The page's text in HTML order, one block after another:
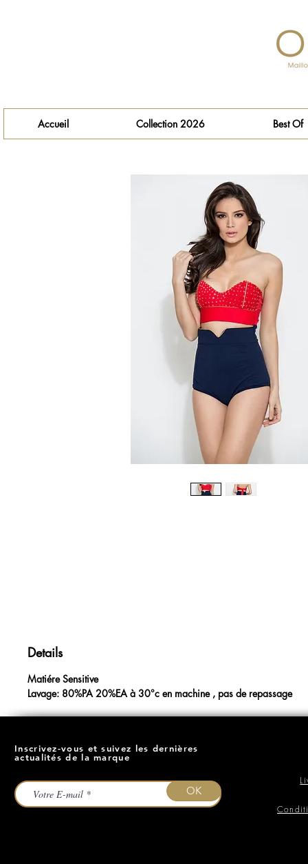
Accueil Collection 2026 Best Of
Details
Matiére Sensitive
Lavage: 80%PA 20%EA à 30°c en machine , pas de repassage
Inscrivez-vous et suivez les dernières
actualités de la marque
OK